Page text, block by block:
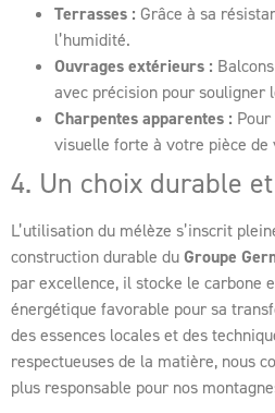
Terrasses : Grâce à sa
l’humidité.
Ouvrages extérieurs :
avec précision pour souligner
Charpentes apparentes :
visuelle forte à votre pièce de
4. Un choix durable
L’utilisation du mélèze s’inscrit
construction durable duGroupe
par excellence, il stocke le carbone
énergétique favorable pour sa
des essences locales et des
respectueuses de la matière, nous
plus responsable pour nos